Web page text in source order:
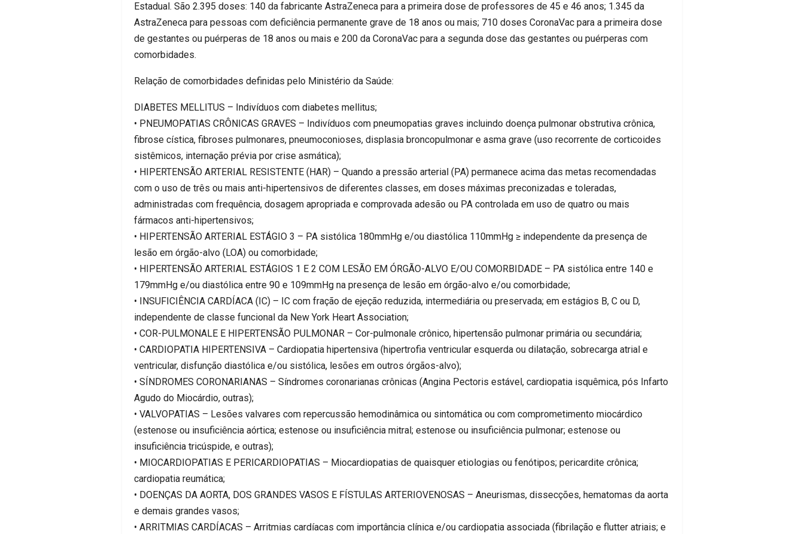
Estadual. São 2.395 doses: 140 da fabricante AstraZeneca para a primeira dose de professores de 45 e 46 anos; 1.345 da
AstraZeneca para pessoas com deficiência permanente grave de 18 anos ou mais; 710 doses CoronaVac para a primeira dose
de gestantes ou puérperas de 18 anos ou mais e 200 da CoronaVac para a segunda dose das gestantes ou puérperas com
comorbidades.
Relação de comorbidades definidas pelo Ministério da Saúde:
DIABETES MELLITUS – Indivíduos com diabetes mellitus;
• PNEUMOPATIAS CRÔNICAS GRAVES – Indivíduos com pneumopatias graves incluindo doença pulmonar obstrutiva crônica,
fibrose cística, fibroses pulmonares, pneumoconioses, displasia broncopulmonar e asma grave (uso recorrente de corticoides
sistêmicos, internação prévia por crise asmática);
• HIPERTENSÃO ARTERIAL RESISTENTE (HAR) – Quando a pressão arterial (PA) permanece acima das metas recomendadas
com o uso de três ou mais anti-hipertensivos de diferentes classes, em doses máximas preconizadas e toleradas,
administradas com frequência, dosagem apropriada e comprovada adesão ou PA controlada em uso de quatro ou mais
fármacos anti-hipertensivos;
• HIPERTENSÃO ARTERIAL ESTÁGIO 3 – PA sistólica 180mmHg e/ou diastólica 110mmHg ≥ independente da presença de
lesão em órgão-alvo (LOA) ou comorbidade;
• HIPERTENSÃO ARTERIAL ESTÁGIOS 1 E 2 COM LESÃO EM ÓRGÃO-ALVO E/OU COMORBIDADE – PA sistólica entre 140 e
179mmHg e/ou diastólica entre 90 e 109mmHg na presença de lesão em órgão-alvo e/ou comorbidade;
• INSUFICIÊNCIA CARDÍACA (IC) – IC com fração de ejeção reduzida, intermediária ou preservada; em estágios B, C ou D,
independente de classe funcional da New York Heart Association;
• COR-PULMONALE E HIPERTENSÃO PULMONAR – Cor-pulmonale crônico, hipertensão pulmonar primária ou secundária;
• CARDIOPATIA HIPERTENSIVA – Cardiopatia hipertensiva (hipertrofia ventricular esquerda ou dilatação, sobrecarga atrial e
ventricular, disfunção diastólica e/ou sistólica, lesões em outros órgãos-alvo);
• SÍNDROMES CORONARIANAS – Síndromes coronarianas crônicas (Angina Pectoris estável, cardiopatia isquêmica, pós Infarto
Agudo do Miocárdio, outras);
• VALVOPATIAS – Lesões valvares com repercussão hemodinâmica ou sintomática ou com comprometimento miocárdico
(estenose ou insuficiência aórtica; estenose ou insuficiência mitral; estenose ou insuficiência pulmonar; estenose ou
insuficiência tricúspide, e outras);
• MIOCARDIOPATIAS E PERICARDIOPATIAS – Miocardiopatias de quaisquer etiologias ou fenótipos; pericardite crônica;
cardiopatia reumática;
• DOENÇAS DA AORTA, DOS GRANDES VASOS E FÍSTULAS ARTERIOVENOSAS – Aneurismas, dissecções, hematomas da aorta
e demais grandes vasos;
• ARRITMIAS CARDÍACAS – Arritmias cardíacas com importância clínica e/ou cardiopatia associada (fibrilação e flutter atriais; e